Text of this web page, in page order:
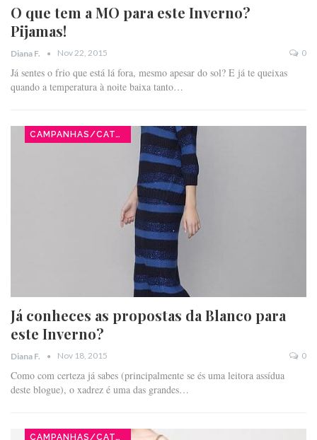
O que tem a MO para este Inverno?
Pijamas!
Diana F. Nov 22, 2015 0
Já sentes o frio que está lá fora, mesmo apesar do sol? E já te queixas
quando a temperatura à noite baixa tanto…
CAMPANHAS/CATÁLOGOS
Já conheces as propostas da Blanco para
este Inverno?
Diana F. Nov 18, 2015 0
Como com certeza já sabes (principalmente se és uma leitora assídua
deste blogue), o xadrez é uma das grandes…
CAMPANHAS/CATÁLOGOS